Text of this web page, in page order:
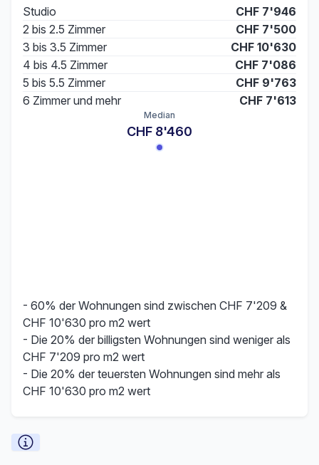
Studio
CHF 7'946
2 bis 2.5 Zimmer
CHF 7'500
3 bis 3.5 Zimmer
CHF 10'630
4 bis 4.5 Zimmer
CHF 7'086
5 bis 5.5 Zimmer
CHF 9'763
6 Zimmer und mehr
CHF 7'613
Median
CHF 8'460
- 60% der Wohnungen sind zwischen CHF 7'209 &
CHF 10'630 pro m2 wert
- Die 20% der billigsten Wohnungen sind weniger als
CHF 7'209 pro m2 wert
- Die 20% der teuersten Wohnungen sind mehr als
CHF 10'630 pro m2 wert